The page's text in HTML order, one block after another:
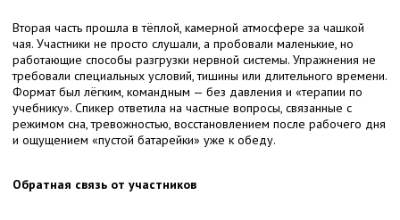
Вторая часть прошла в тёплой, камерной атмосфере за чашкой
чая. Участники не просто слушали, а пробовали маленькие, но
работающие способы разгрузки нервной системы. Упражнения не
требовали специальных условий, тишины или длительного времени.
Формат был лёгким, командным — без давления и «терапии по
учебнику». Спикер ответила на частные вопросы, связанные с
режимом сна, тревожностью, восстановлением после рабочего дня
и ощущением «пустой батарейки» уже к обеду.
Обратная связь от участников